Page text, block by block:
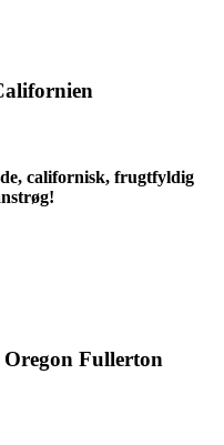
californisk, frugtfyldig
Fullerton